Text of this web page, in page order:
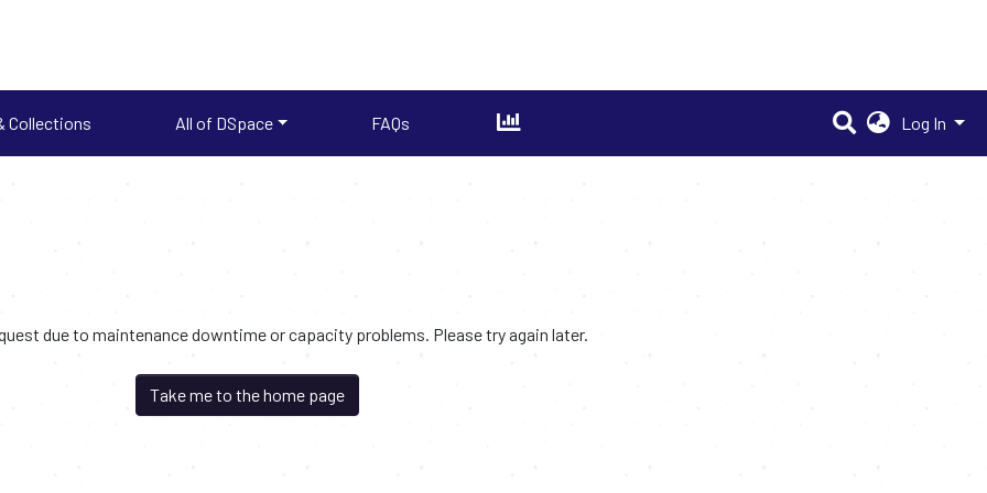
Collections All of DSpace FAQs Log In
due to maintenance downtime or capacity problems. Please try again later.
Take me to the home page